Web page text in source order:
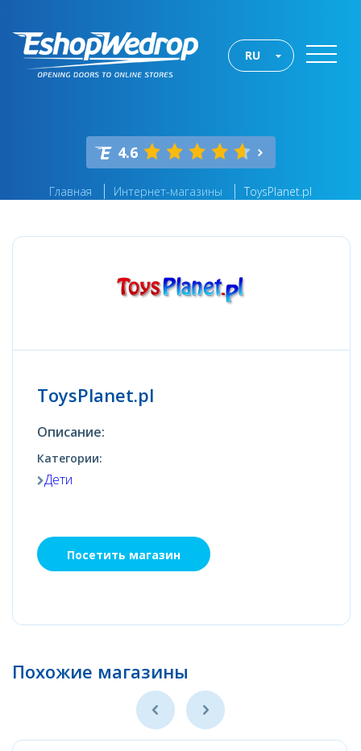
RU
4.6
Главная Интернет-магазины ToysPlanet.pl
ToysPlanet.pl
Описание:
Категории:
Дети
Посетить магазин
Похожие магазины